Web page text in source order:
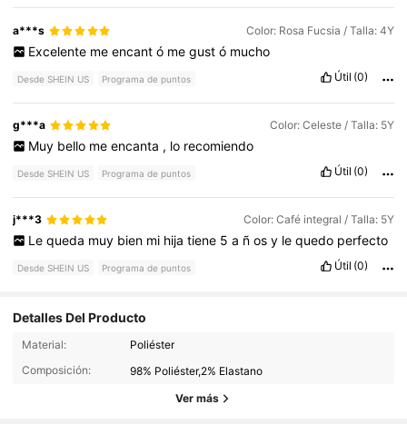
a***s Color: Rosa Fucsia / Talla: 4Y
Excelente me encant ó me gust ó mucho
Desde SHEIN US Programa de puntos Útil (0)
g***a Color: Celeste / Talla: 5Y
Muy bello me encanta , lo recomiendo
Desde SHEIN US Programa de puntos Útil (0)
j***3 Color: Café integral / Talla: 5Y
Le queda muy bien mi hija tiene 5 a ñ os y le quedo perfecto
Desde SHEIN US Programa de puntos Útil (0)
Detalles Del Producto
Material:
Poliéster
Composición:
98% Poliéster,2% Elastano
Ver más
11K Seguidores
11K Seguidores